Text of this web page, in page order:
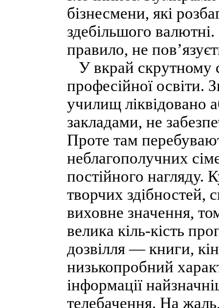
бізнесмени, які
здебільшого
правило, не
У вкрай скрутному
професійної освіти.
училищ ліквідовано
закладами, не
Проте там
неблагополучних
постійного нагляду.
творчих здібностей,
виховне значення,
велика кіль-кість
дозвілля — книги,
низькопробний
інформації
телебачення. На